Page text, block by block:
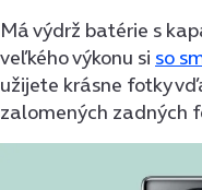
Má výdrž batérie s
veľkého výkonu si so
užijete krásne fotky
zalomených zadných